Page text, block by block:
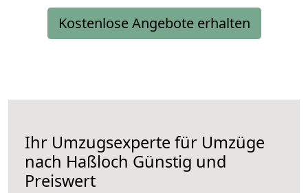
Kostenlose Angebote erhalten
Ihr Umzugsexperte für Umzüge
nach Haßloch Günstig und
Preiswert